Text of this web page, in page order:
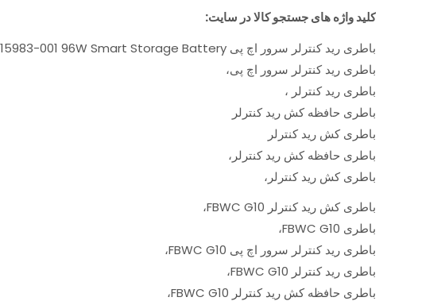
کلید واژه های جستجو کالا در سایت:
باطری رید کنترلر سرور اچ پی HP 815983-001 96W Smart Storage Battery،
باطری رید کنترلر سرور اچ پی،
باطری رید کنترلر ،
باطری حافظه کش رید کنترلر
باطری کش رید کنترلر
باطری حافظه کش رید کنترلر،
باطری کش رید کنترلر،
باطری کش رید کنترلر FBWC G10،
باطری FBWC G10،
باطری رید کنترلر سرور اچ پی FBWC G10،
باطری رید کنترلر FBWC G10،
باطری حافظه کش رید کنترلر FBWC G10،